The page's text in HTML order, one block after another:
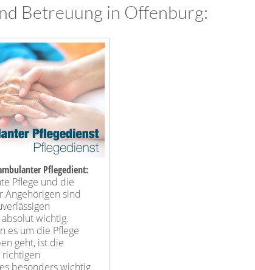
Betreuung in Offenburg:
Pflegedient:
Pflege und die
Angehörigen sind
wichtig.
es um die Pflege
geht, ist die
besonders wichtig.